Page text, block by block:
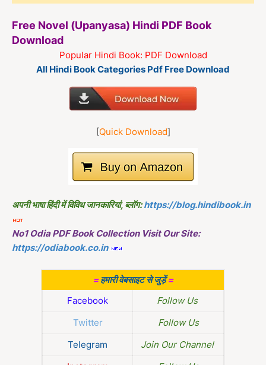
Free Novel (Upanyasa) Hindi PDF Book
Download
Popular Hindi Book: PDF Download
All Hindi Book Categories Pdf Free Download
[Quick Download]
अपनी भाषा हिंदी में विविध जानकारियां, ब्लॉग: https://blog.hindibook.in
No1 Odia PDF Book Collection Visit Our Site:
https://odiabook.co.in
=हमारी वेबसाइट से जुड़ें=
Facebook
Follow Us
Twitter
Follow Us
Telegram
Join Our Channel